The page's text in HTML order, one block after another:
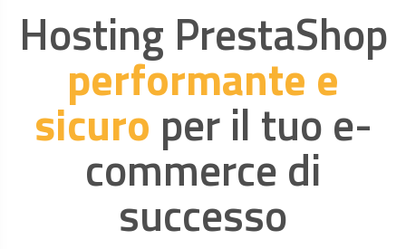
Hosting PrestaShop
performante e
sicuro per il tuo e-
commerce di
successo